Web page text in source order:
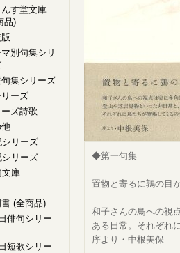
す堂文庫
品)
別句集シリ
集シリーズ
ーズ
ズ詩歌
他
リーズ
リーズ
文庫
書 (全商品)
俳句シリー
短歌シリー
◆第一句集
置物と寄るに鶉の目
和子さんの鳥への視
ある日常。それぞれ
序より・中根美保